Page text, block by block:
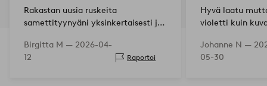
Rakastan uusia ruskeita
samettityynyäni yksinkertaisesti ja
Birgitta M — 2026-04-
12
Raportoi
Hyvä laatu
violetti kuin
Johanne N —
05-30